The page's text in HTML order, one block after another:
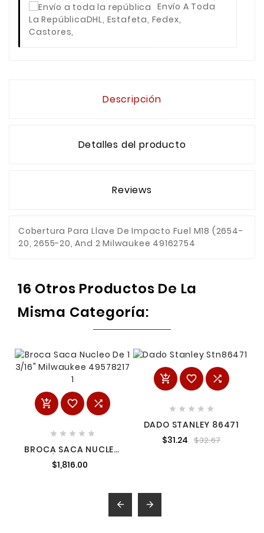
Envío A Toda
La RepúblicaDHL, Estafeta, Fedex,
Castores,
Descripción
Detalles del producto
Reviews
Cobertura Para Llave De Impacto Fuel M18 (2654-
20, 2655-20, And 2 Milwaukee 49162754
16 Otros Productos De La
Misma Categoría:
  
    
BROCA SACA NUCLEO
DE 1 3/16" MILWAUKEE
49578217 1
$1,816.00
  
    
DADO STANLEY 86471
$31.24 $32.67
 